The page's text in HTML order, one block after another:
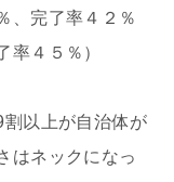
、完了率４２％
率４５％）
以上が自治体が
はネックになっ